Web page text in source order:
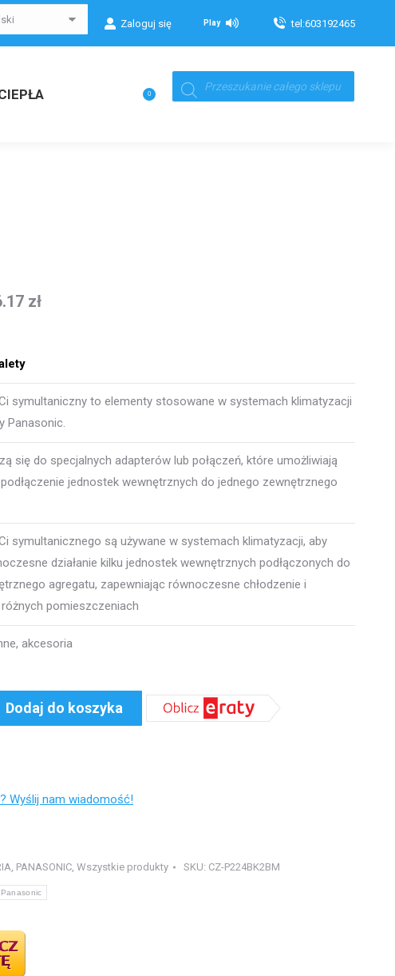
Zaloguj się Play tel:603192465
0
Wyszukiwarka
produktów
zł
symultaniczny to elementy stosowane w systemach klimatyzacji
Panasonic.
się do specjalnych adapterów lub połączeń, które umożliwiają
jednostek wewnętrznych do jednego zewnętrznego
symultanicznego są używane w systemach klimatyzacji, aby
działanie kilku jednostek wewnętrznych podłączonych do
agregatu, zapewniając równoczesne chłodzenie i
pomieszczeniach
akcesoria
Dodaj do koszyka
Wyślij nam wiadomość!
, PANASONIC, Wszystkie produkty SKU: CZ-P224BK2BM
Panasonic